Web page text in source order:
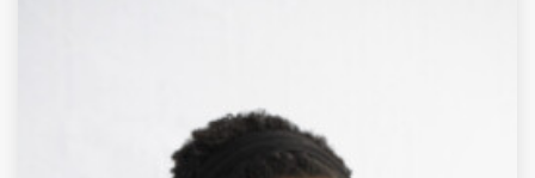
dan krijg je gewoon een beter beeld en kun je
mensen beter helpen. Door het vanuit
verschillende gezichtspunten te bekijken houd je